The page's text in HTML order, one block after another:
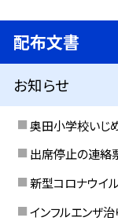
配布文書
お知らせ
奥田小学校いじ
出席停止の連絡
新型コロナウイ
インフルエンザ